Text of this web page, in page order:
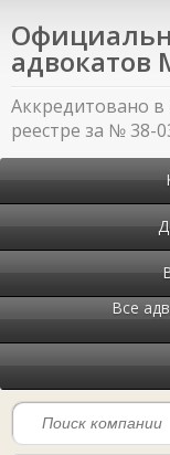
адвокатов
Аккредитовано
реестре за № 38-
Все